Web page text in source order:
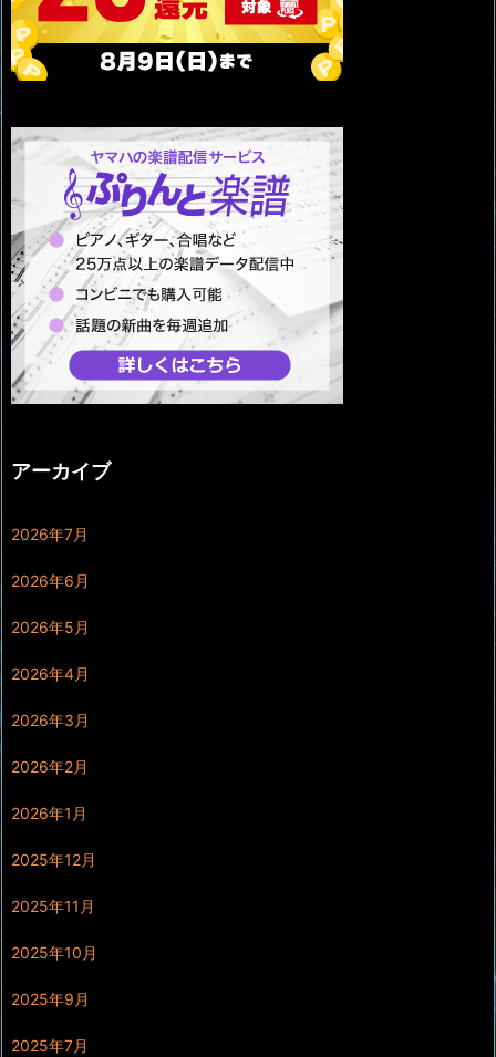
アーカイブ
2026年7月
2026年6月
2026年5月
2026年4月
2026年3月
2026年2月
2026年1月
2025年12月
2025年11月
2025年10月
2025年9月
2025年7月